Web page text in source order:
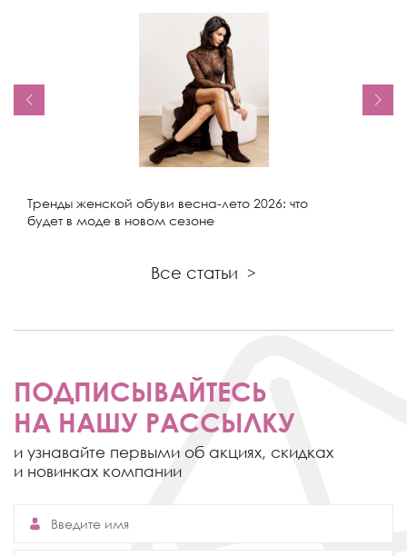
Тренды женской обуви весна-лето 2026: что
будет в моде в новом сезоне
Все статьи >
ПОДПИСЫВАЙТЕСЬ
НА НАШУ РАССЫЛКУ
и узнавайте первыми об акциях, скидках
и новинках компании